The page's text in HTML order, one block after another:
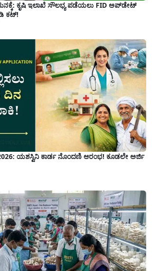
ಕೃಷಿ ಇಲಾಖೆ ಸೌಲಭ್ಯ ಪಡೆಯಲು FID ಅಪ್‌ಡೇಟ್
ಕಟ್!
ಯಶಸ್ವಿನಿ ಕಾರ್ಡ ನೊಂದಣಿ ಆರಂಭ! ಕೂಡಲೇ ಅರ್ಜಿ